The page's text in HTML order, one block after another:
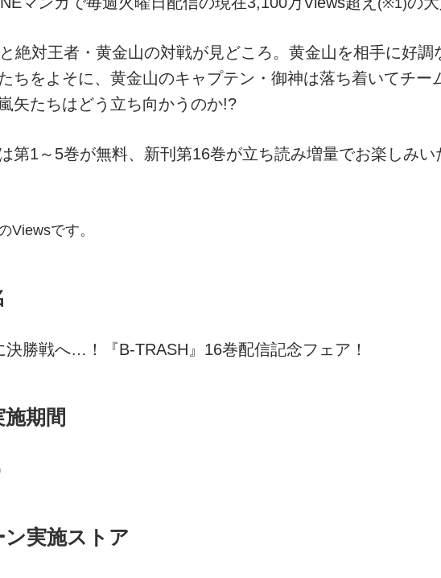
絶対王者・黄金山の対戦が見どころ。黄金山を相手に好
ちをよそに、黄金山のキャプテン・御神は落ち着いてチ
矢たちはどう立ち向かうのか!?
第1～5巻が無料、新刊第16巻が立ち読み増量でお楽しみ
Viewsです。
決勝戦へ…！『B-TRASH』16巻配信記念フェア！
期間
実施ストア